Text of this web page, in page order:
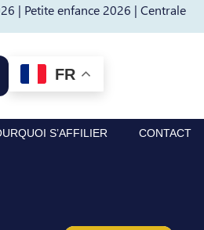
| Petite enfance 2026 | Centrale
la recherche
FR
S’AFFILIER
CONTACT